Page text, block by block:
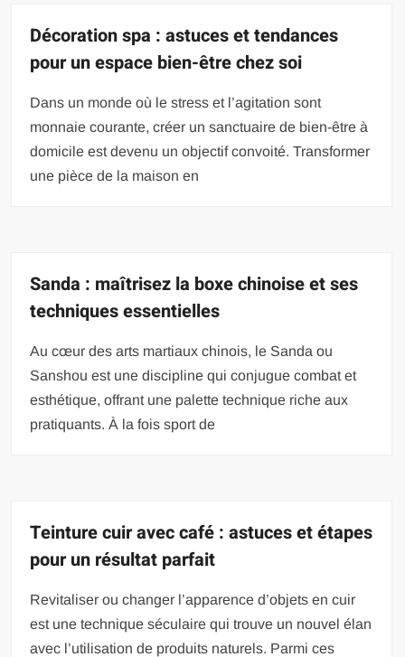
Décoration spa : astuces et tendances
pour un espace bien-être chez soi
Dans un monde où le stress et l’agitation sont
monnaie courante, créer un sanctuaire de bien-être à
domicile est devenu un objectif convoité. Transformer
une pièce de la maison en
Sanda : maîtrisez la boxe chinoise et ses
techniques essentielles
Au cœur des arts martiaux chinois, le Sanda ou
Sanshou est une discipline qui conjugue combat et
esthétique, offrant une palette technique riche aux
pratiquants. À la fois sport de
Teinture cuir avec café : astuces et étapes
pour un résultat parfait
Revitaliser ou changer l’apparence d’objets en cuir
est une technique séculaire qui trouve un nouvel élan
avec l’utilisation de produits naturels. Parmi ces